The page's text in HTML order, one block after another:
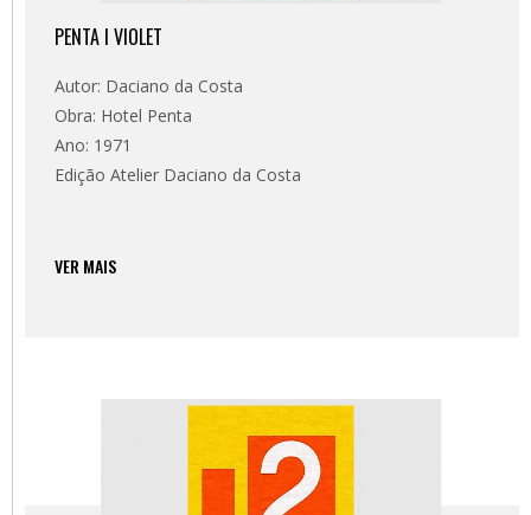
PENTA I VIOLET
Autor: Daciano da Costa
Obra: Hotel Penta
Ano: 1971
Edição Atelier Daciano da Costa
VER MAIS